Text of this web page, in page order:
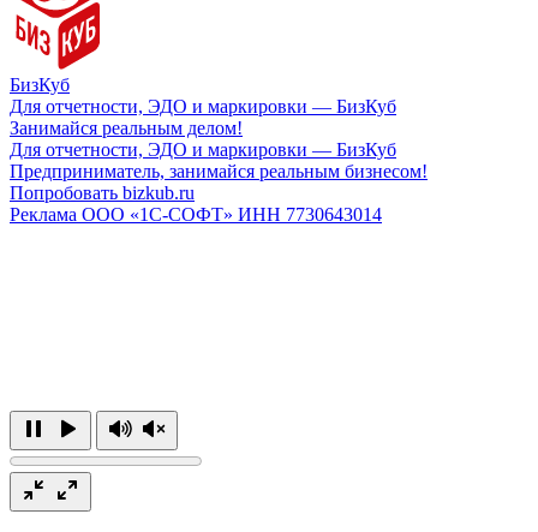
БизКуб
Для отчетности, ЭДО и маркировки — БизКуб
Занимайся реальным делом!
Для отчетности, ЭДО и маркировки — БизКуб
Предприниматель, занимайся реальным бизнесом!
Попробовать bizkub.ru
Реклама ООО «1С-СОФТ» ИНН 7730643014